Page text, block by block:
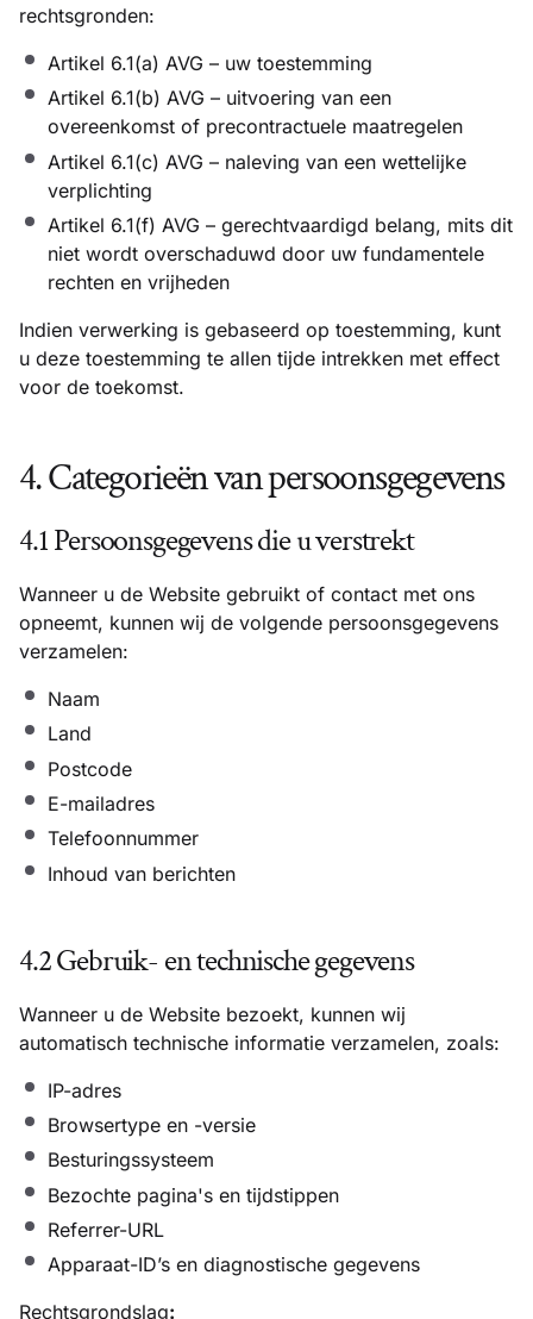
rechtsgronden:
Artikel 6.1(a) AVG – uw toestemming
Artikel 6.1(b) AVG – uitvoering van een
overeenkomst of precontractuele maatregelen
Artikel 6.1(c) AVG – naleving van een wettelijke
verplichting
Artikel 6.1(f) AVG – gerechtvaardigd belang, mits dit
niet wordt overschaduwd door uw fundamentele
rechten en vrijheden
Indien verwerking is gebaseerd op toestemming, kunt
u deze toestemming te allen tijde intrekken met effect
voor de toekomst.
4. Categorieën van persoonsgegevens
4.1 Persoonsgegevens die u verstrekt
Wanneer u de Website gebruikt of contact met ons
opneemt, kunnen wij de volgende persoonsgegevens
verzamelen:
Naam
Land
Postcode
E-mailadres
Telefoonnummer
Inhoud van berichten
4.2 Gebruik- en technische gegevens
Wanneer u de Website bezoekt, kunnen wij
automatisch technische informatie verzamelen, zoals:
IP-adres
Browsertype en -versie
Besturingssysteem
Bezochte pagina's en tijdstippen
Referrer-URL
Apparaat-ID’s en diagnostische gegevens
Rechtsgrondslag: